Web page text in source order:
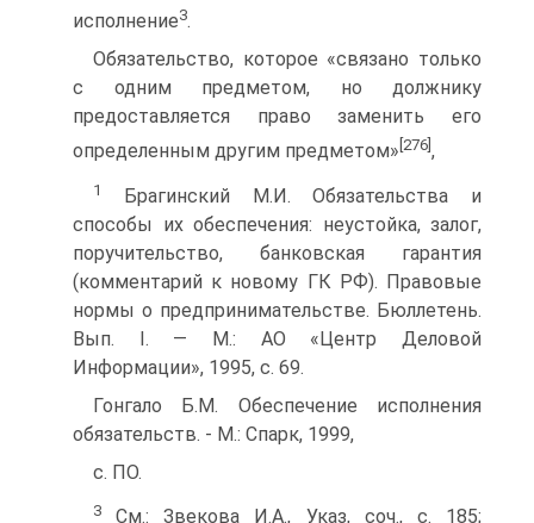
исполнение3.
Обязательство, которое «связано только
с одним предметом, но должнику
предоставляется право заменить его
определенным другим предметом» [276] ,
1
Брагинский М.И. Обязательства и
способы их обеспечения: неустойка, залог,
поручительство, банковская гарантия
(комментарий к новому ГК РФ). Правовые
нормы о предпринимательстве. Бюллетень.
Вып. I. — M.: АО «Центр Деловой
Информации», 1995, с. 69.
Гонгало Б.М. Обеспечение исполнения
обязательств. - M.: Спарк, 1999,
с. ПО.
3 См.: Звекова И.А., Указ, соч., с. 185;